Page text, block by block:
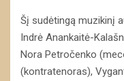
Šį sudėtingą muzikinį
Indrė Anankaitė-
Nora Petročenko
(kontratenoras),